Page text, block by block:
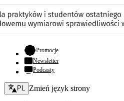
Promocje- otwiera się w nowej karcie
Newsletter
Podcasty
Zmień język - bieżący:
PL Zmień język strony